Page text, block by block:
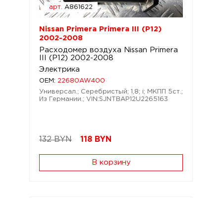
арт. A861622
Nissan Primera Primera III (P12)
2002-2008
Расходомер воздуха Nissan Primera
III (P12) 2002-2008
Электрика
OEM: 22680AW400
Универсал.; Серебристый; 1,8; i; МКПП 5ст.;
Из Германии.; VIN:SJNTBAP12U2265163
132 BYN 118 BYN
В корзину